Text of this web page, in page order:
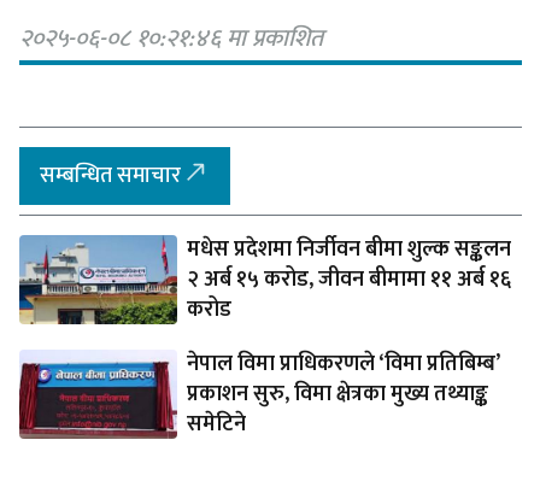
२०२५-०६-०८ १०:२१:४६ मा प्रकाशित
सम्बन्धित समाचार
मधेस प्रदेशमा निर्जीवन बीमा शुल्क सङ्कलन
२ अर्ब १५ करोड, जीवन बीमामा ११ अर्ब १६
करोड
नेपाल विमा प्राधिकरणले ‘विमा प्रतिबिम्ब’
प्रकाशन सुरु, विमा क्षेत्रका मुख्य तथ्याङ्क
समेटिने